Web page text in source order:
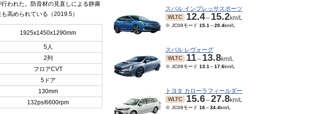
われた。防音材の見直しによる静粛
高められている（2019.5）
1925x1450x1290mm
5人
2列
フロアCVT
5ドア
130mm
132ps/6600rpm
スバル インプレッサスポーツ
WLTC 12.4～ 15.2km/L
※ JC08モード 15.1 ～20.4km/L
スバル レヴォーグ
WLTC 11～ 13.8km/L
※ JC08モード 13.1 ～17.6km/L
トヨタ カローラフィールダー
WLTC 15.6～27.8km/L
※ JC08モード 16～34.4km/L